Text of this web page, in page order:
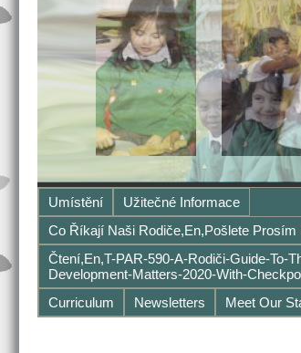
Umístění
Užitečné Informace
Co Říkají Naši Rodiče,en,Pošlete
Čtení,en,T-PAR-590-A-Rodiči-Guide-To-
Development-Matters-2020-With-
Curriculum
Newsletters Meet Our